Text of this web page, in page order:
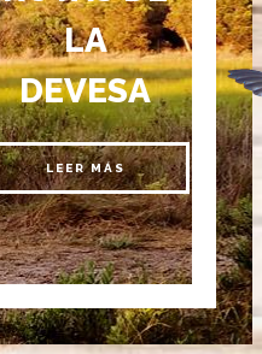
LA
DEVESA
LEER MÁS